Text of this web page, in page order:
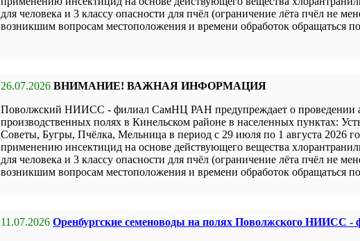
для человека и 3 классу опасности для пчёл (ограничение лёта пчёл не
возникшим вопросам местоположения и времени обработок обращаться
26.07.2026 ВНИМАНИЕ! ВАЖНАЯ ИНФОРМАЦИЯ
Поволжский НИИСС - филиал СамНЦ РАН предупреждает о проведении
производственных полях в Кинельском районе в населенных пунктах:
Советы, Бугры, Пчёлка, Мельница в период с 29 июля по 1 августа 2026
применению инсектицид на основе действующего вещества
для человека и 3 классу опасности для пчёл (ограничение лёта пчёл не
возникшим вопросам местоположения и времени обработок обращаться
11.07.2026 Оренбургские семеноводы на полях Поволжского НИИСС